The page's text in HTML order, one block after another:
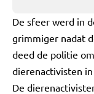
De sfeer werd in
grimmiger nadat
deed de politie
dierenactivisten
De